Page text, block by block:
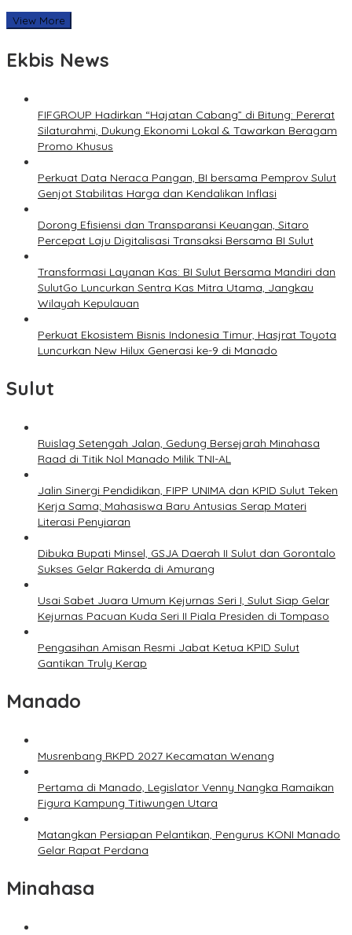
View More
Ekbis News
FIFGROUP Hadirkan “Hajatan Cabang” di Bitung: Pererat
Silaturahmi, Dukung Ekonomi Lokal & Tawarkan Beragam
Promo Khusus
Perkuat Data Neraca Pangan, BI bersama Pemprov Sulut
Genjot Stabilitas Harga dan Kendalikan Inflasi
Dorong Efisiensi dan Transparansi Keuangan, Sitaro
Percepat Laju Digitalisasi Transaksi Bersama BI Sulut
Transformasi Layanan Kas: BI Sulut Bersama Mandiri dan
SulutGo Luncurkan Sentra Kas Mitra Utama, Jangkau
Wilayah Kepulauan
Perkuat Ekosistem Bisnis Indonesia Timur, Hasjrat Toyota
Luncurkan New Hilux Generasi ke-9 di Manado
Sulut
Ruislag Setengah Jalan, Gedung Bersejarah Minahasa
Raad di Titik Nol Manado Milik TNI-AL
Jalin Sinergi Pendidikan, FIPP UNIMA dan KPID Sulut Teken
Kerja Sama; Mahasiswa Baru Antusias Serap Materi
Literasi Penyiaran
Dibuka Bupati Minsel, GSJA Daerah II Sulut dan Gorontalo
Sukses Gelar Rakerda di Amurang
Usai Sabet Juara Umum Kejurnas Seri I, Sulut Siap Gelar
Kejurnas Pacuan Kuda Seri II Piala Presiden di Tompaso
Pengasihan Amisan Resmi Jabat Ketua KPID Sulut
Gantikan Truly Kerap
Manado
Musrenbang RKPD 2027 Kecamatan Wenang
Pertama di Manado, Legislator Venny Nangka Ramaikan
Figura Kampung Titiwungen Utara
Matangkan Persiapan Pelantikan, Pengurus KONI Manado
Gelar Rapat Perdana
Minahasa